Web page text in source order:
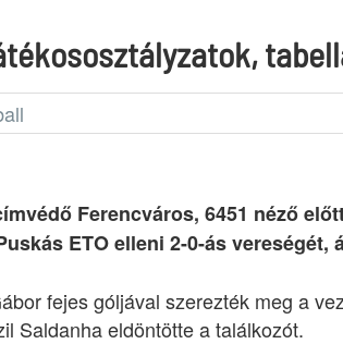
Ferencváros, 6451 néző
ETO elleni 2-0-ás vereségét,
fejes góljával szerezték meg a
Saldanha eldöntötte a találkozót.